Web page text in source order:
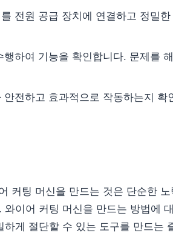
전원 공급 장치에 연결하고 정밀
행하여 기능을 확인합니다. 문제를
전하고 효과적으로 작동하는지 확
커팅 머신을 만드는 것은 단순한
이어 커팅 머신을 만드는 방법에
게 절단할 수 있는 도구를 만드는